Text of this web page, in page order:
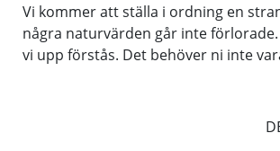
Vi kommer att ställa i ordning en
några naturvärden går inte
vi upp förstås. Det behöver ni inte